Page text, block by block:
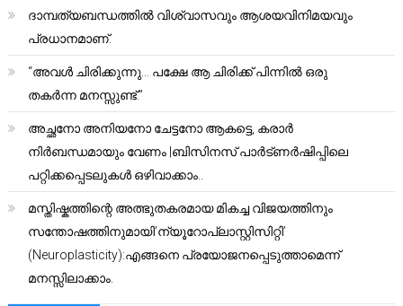
ദാമ്പത്യബന്ധത്തിൽ വിശ്വാസവും ആശയവിനിമയവും
പ്രധാനമാണ്.
“അവൾ ചിരിക്കുന്നു… പക്ഷേ ആ ചിരിക്ക് പിന്നിൽ ഒരു
തകർന്ന മനസ്സുണ്ട്.”
അച്ഛനോ അനിയനോ ചേട്ടനോ ആകട്ടെ, കരാർ
നിർബന്ധമായും വേണം |ബിസിനസ് പാർട്ണർഷിപ്പിലെ
പറ്റിക്കപ്പെടലുകൾ ഒഴിവാക്കാം..
മസ്തിഷ്കത്തിന്റെ അത്ഭുതകരമായ മികച്ച വിജയത്തിനും
സന്തോഷത്തിനുമായി’ന്യൂറോപ്ലാസ്റ്റിസിറ്റി’
(Neuroplasticity):എങ്ങനെ പ്രയോജനപ്പെടുത്താമെന്ന്
മനസ്സിലാക്കാം.